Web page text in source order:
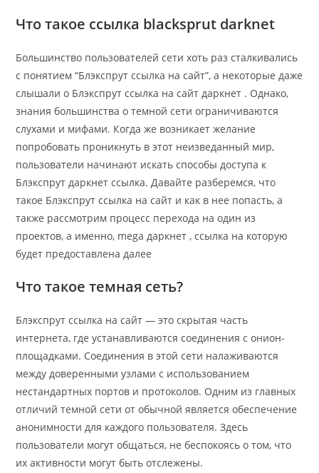
Что такое ссылка blacksprut darknet
Большинство пользователей сети хоть раз сталкивались
с понятием “Блэкспрут ссылка на сайт”, а некоторые даже
слышали о Блэкспрут ссылка на сайт даркнет . Однако,
знания большинства о темной сети ограничиваются
слухами и мифами. Когда же возникает желание
попробовать проникнуть в этот неизведанный мир,
пользователи начинают искать способы доступа к
Блэкспрут даркнет ссылка. Давайте разберемся, что
такое Блэкспрут ссылка на сайт и как в нее попасть, а
также рассмотрим процесс перехода на один из
проектов, а именно, mega даркнет , ссылка на которую
будет предоставлена далее
Что такое темная сеть?
Блэкспрут ссылка на сайт — это скрытая часть
интернета, где устанавливаются соединения с онион-
площадками. Соединения в этой сети налаживаются
между доверенными узлами с использованием
нестандартных портов и протоколов. Одним из главных
отличий темной сети от обычной является обеспечение
анонимности для каждого пользователя. Здесь
пользователи могут общаться, не беспокоясь о том, что
их активности могут быть отслежены.